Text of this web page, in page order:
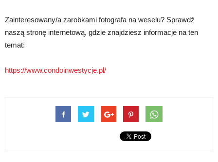
Zainteresowany/a zarobkami fotografa na weselu? Sprawdź
naszą stronę internetową, gdzie znajdziesz informacje na ten
temat:
https://www.condoinwestycje.pl/